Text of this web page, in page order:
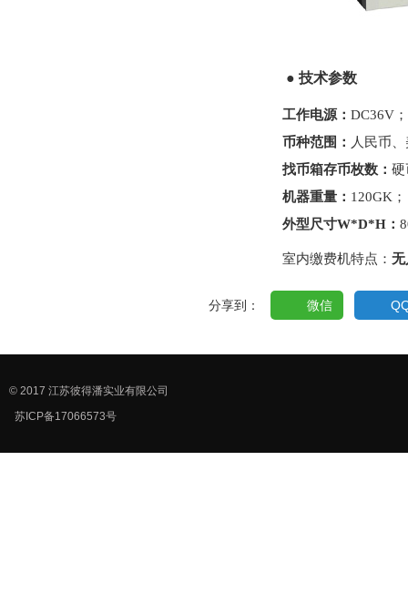
● 技术参数
工作电源： DC36V；
币种范围： 人民币
找币箱存币枚数： 硬
机器重量： 120GK；
外型尺寸W*D*H：
室内缴费机特点： 无
分享到： 微信
© 2017 江苏彼得潘实业有限公司
苏ICP备17066573号